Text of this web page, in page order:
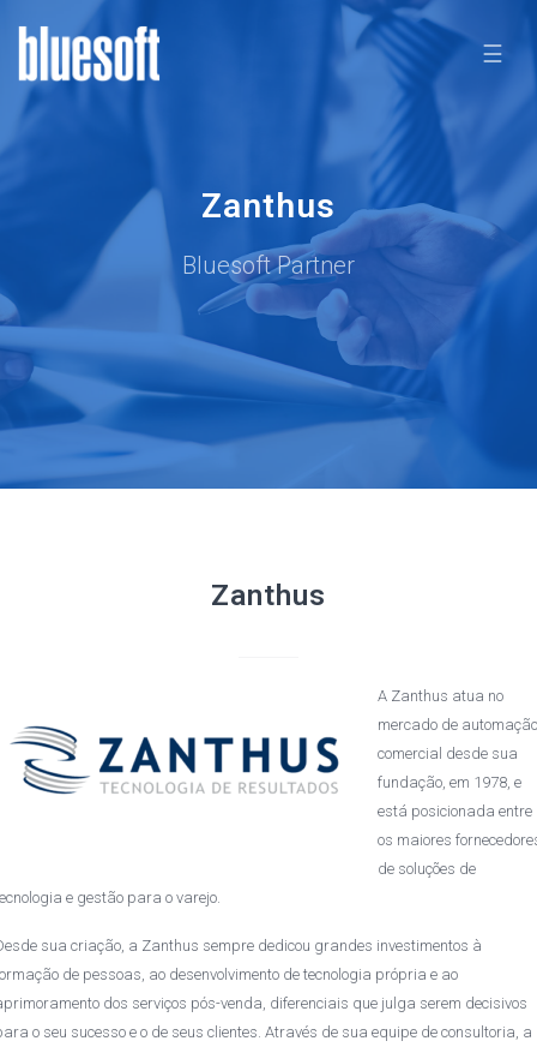
☰
Zanthus
Bluesoft Partner
Zanthus
A Zanthus atua no
mercado de automação
comercial desde sua
fundação, em 1978, e
está posicionada entre
os maiores
de soluções de
e gestão para o varejo.
sua criação, a Zanthus sempre dedicou grandes investimentos à
de pessoas, ao desenvolvimento de tecnologia própria e ao
dos serviços pós-venda, diferenciais que julga serem decisivos
o seu sucesso e o de seus clientes. Através de sua equipe de consultoria, a